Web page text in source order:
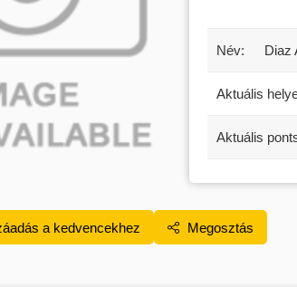
Név: Diaz
Aktuális
Aktuális
a kedvencekhez Megosztás